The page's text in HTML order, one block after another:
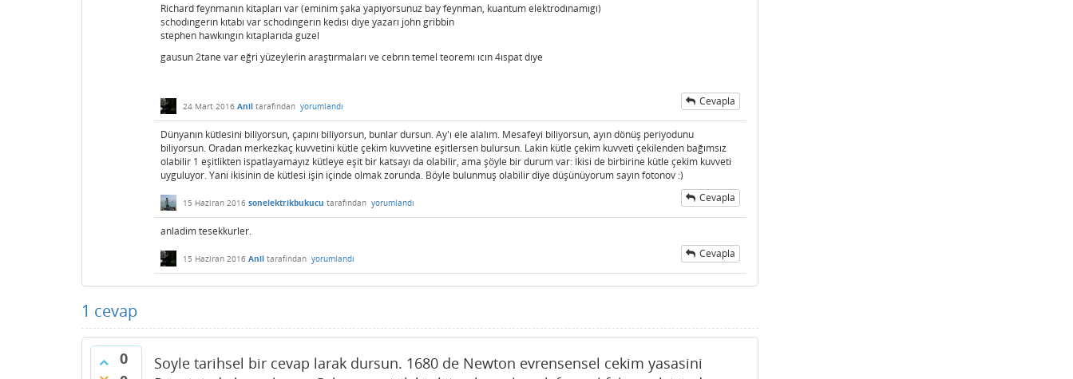
Richard feynmanın kitapları var (eminim şaka yapıyorsunuz bay feynman, kuantum elektrodınamıgı)
schodıngerın kıtabı var schodıngerın kedısı dıye yazarı john gribbin
stephen hawkıngın kıtaplarıda guzel
gausun 2tane var eğri yüzeylerin araştırmaları ve cebrın temel teoremı ıcın 4ıspat dıye
24 Mart 2016 Anil tarafından yorumlandı Cevapla
Dünyanın kütlesini biliyorsun, çapını biliyorsun, bunlar dursun. Ay'ı ele alalım. Mesafeyi biliyorsun, ayın dönüş periyodunu
biliyorsun. Oradan merkezkaç kuvvetini kütle çekim kuvvetine eşitlersen bulursun. Lakin kütle çekim kuvveti çekilenden bağımsız
olabilir 1 eşitlikten ispatlayamayız kütleye eşit bir katsayı da olabilir, ama şöyle bir durum var: İkisi de birbirine kütle çekim kuvveti
uyguluyor. Yani ikisinin de kütlesi işin içinde olmak zorunda. Böyle bulunmuş olabilir diye düşünüyorum sayın fotonov :)
15 Haziran 2016 sonelektrikbukucu tarafından yorumlandı Cevapla
anladim tesekkurler.
15 Haziran 2016 Anil tarafından yorumlandı Cevapla
1 cevap
0
Soyle tarihsel bir cevap larak dursun. 1680 de Newton evrensensel cekim yasasini